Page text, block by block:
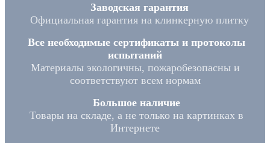
Заводская гарантия
Официальная гарантия на клинкерную плитку
Все необходимые сертификаты и протоколы
испытаний
Материалы экологичны, пожаробезопасны и
соответствуют всем нормам
Большое наличие
Товары на складе, а не только на картинках в
Интернете